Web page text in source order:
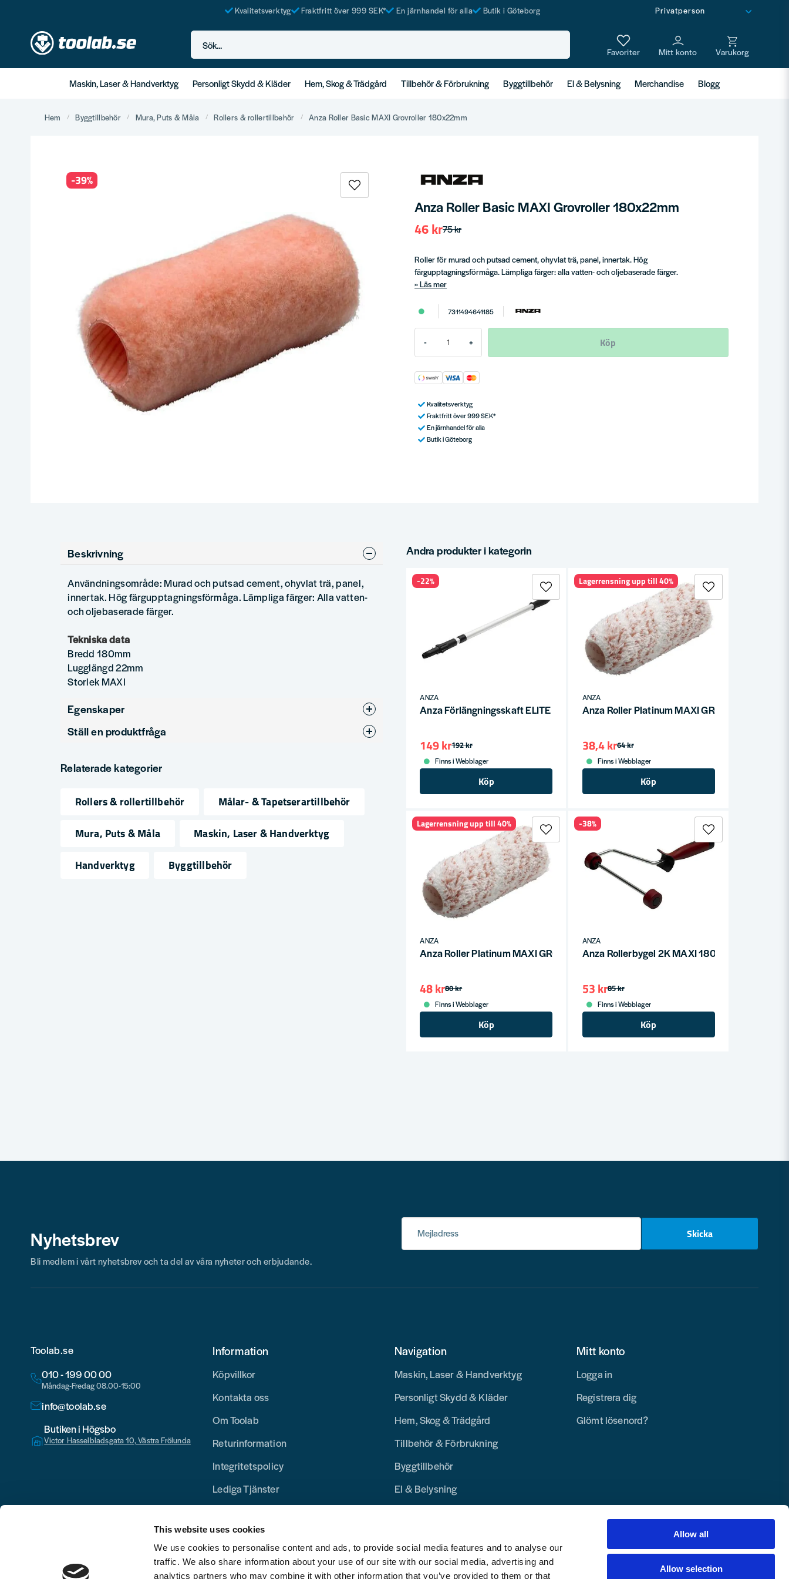
This website uses cookies
We use cookies to personalise content and ads, to provide social media features and to analyse our
traffic. We also share information about your use of our site with our social media, advertising and
analytics partners who may combine it with other information that you’ve provided to them or that
Allow all
Allow selection
Kvalitetsverktyg Fraktfritt över 999 SEK* En järnhandel för alla Butik i Göteborg
Sök...
Maskin, Laser & Handverktyg Personligt Skydd & Kläder Hem, Skog & Trädgård Tillbehör & Förbrukning Byggtillbehör El & Belysning Merchandise Blogg
Hem Byggtillbehör Mura, Puts & Måla Rollers & rollertillbehör Anza Roller Basic MAXI Grovroller 180x22mm
-39%
Anza Roller Basic MAXI Grovroller 180x22mm
75 kr
46 kr
Roller för murad och putsad cement, ohyvlat trä, panel, innertak. Hög
färgupptagningsförmåga. Lämpliga färger: alla vatten- och oljebaserade färger.
Läs mer
7311494641185
- + Köp
Kvalitetsverktyg
Fraktfritt över 999 SEK*
En järnhandel för alla
Butik i Göteborg
Beskrivning
Användningsområde: Murad och putsad cement, ohyvlat trä, panel,
innertak. Hög färgupptagningsförmåga. Lämpliga färger: Alla vatten-
och oljebaserade färger.
Tekniska data
Bredd 180mm
Lugglängd 22mm
Storlek MAXI
Egenskaper
Produkttyp
Ställ en produktfråga
Fråga oss något om denna produkten...
Relaterade kategorier
Rollers & rollertillbehör
Målar- & Tapetserartillbehör
Mura, Puts & Måla
Maskin, Laser & Handverktyg
Handverktyg
Byggtillbehör
Andra produkter i kategorin
ANZA
Anza Förlängningsskaft ELITE 44-61cm
192 kr
149 kr
Finns i Webblager
Köp
-22%
ANZA
Anza Roller Platinum MAXI GROV 180x22mm
64 kr
38,4 kr
Finns i Webblager
Köp
Lagerrensning upp till 40%
ANZA
Anza Roller Platinum MAXI GROV 230x22mm
80 kr
48 kr
Finns i Webblager
Köp
Lagerrensning upp till 40%
ANZA
Anza Rollerbygel 2K MAXI 180x38x8mm
85 kr
53 kr
Finns i Webblager
Köp
-38%
Nyhetsbrev Mejladress Skicka
Bli medlem i vårt nyhetsbrev och ta del av våra nyheter och erbjudande.
Toolab.se
010 - 199 00 00
Måndag-Fredag 08.00-15:00
info@toolab.se
Butiken i Högsbo
Victor Hasselbladsgata 10, Västra Frölunda
Information
Köpvillkor
Kontakta oss
Om Toolab
Returinformation
Integritetspolicy
Lediga Tjänster
Navigation
Maskin, Laser & Handverktyg
Personligt Skydd & Kläder
Hem, Skog & Trädgård
Tillbehör & Förbrukning
Byggtillbehör
El & Belysning
Mitt konto
Logga in
Registrera dig
Glömt lösenord?